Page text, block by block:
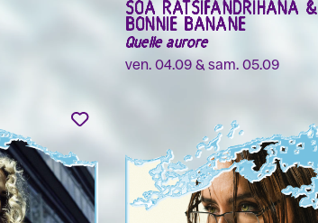
SOA RATSIFANDRIHANA &
BONNIE BANANE
Quelle aurore
ven. 04.09 & sam. 05.09